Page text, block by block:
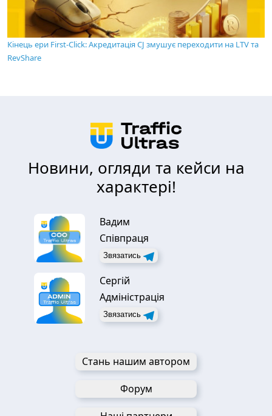
Кінець ери First-Click: Акредитація CJ змушує переходити на LTV та
RevShare
Новини, огляди та кейси на
характері!
Вадим
Співпраця
Звязатись
Сергій
Адміністрація
Звязатись
Стань нашим автором
Форум